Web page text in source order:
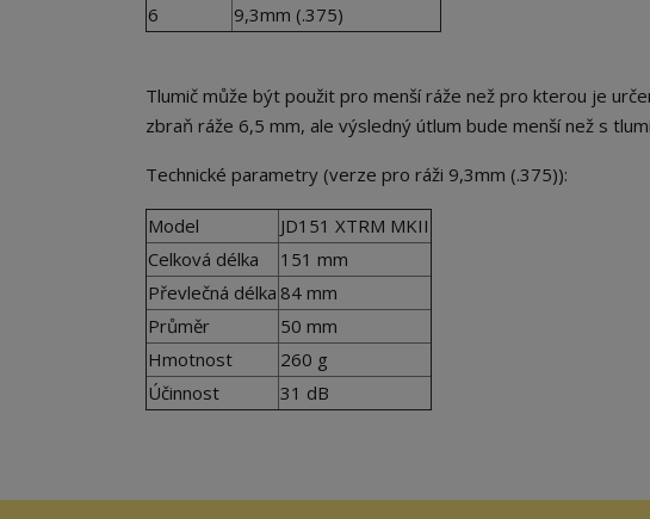
6
9,3mm (.375)
Tlumič může být použit pro menší ráže než pro kterou je
zbraň ráže 6,5 mm, ale výsledný útlum bude menší než s
Technické parametry (verze pro ráži 9,3mm (.375)):
Model
JD151 XTRM MKII
Celková délka
151 mm
Převlečná délka 84 mm
Průměr
50 mm
Hmotnost
260 g
Účinnost
31 dB